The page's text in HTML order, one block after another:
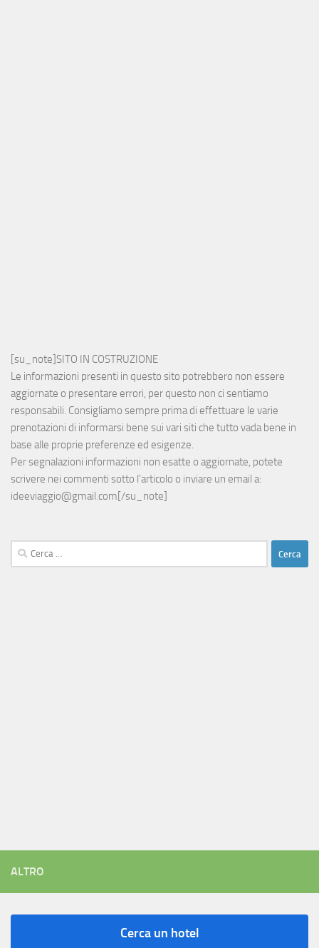
[su_note]SITO IN COSTRUZIONE
Le informazioni presenti in questo sito potrebbero non essere
aggiornate o presentare errori, per questo non ci sentiamo
responsabili. Consigliamo sempre prima di effettuare le varie
prenotazioni di informarsi bene sui vari siti che tutto vada bene in
base alle proprie preferenze ed esigenze.
Per segnalazioni informazioni non esatte o aggiornate, potete
scrivere nei commenti sotto l’articolo o inviare un email a:
ideeviaggio@gmail.com[/su_note]
Ricerca
per:
ALTRO
Cerca un hotel